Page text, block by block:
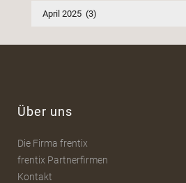
Archiv
Über uns
Die Firma frentix
frentix Partnerfirmen
Kontakt